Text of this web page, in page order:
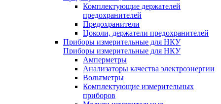
Комплектующие держателей
предохранителей
Предохранители
Цоколи, держатели предохранителей
Приборы измерительные для НКУ
Приборы измерительные для НКУ
Амперметры
Анализаторы качества электроэнергии
Вольтметры
Комплектующие измерительных
приборов